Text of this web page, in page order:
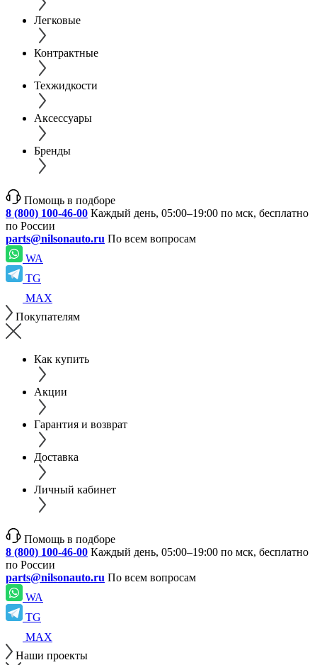
Легковые
Контрактные
Техжидкости
Аксессуары
Бренды
Помощь в подборе
8 (800) 100-46-00 Каждый день, 05:00–19:00 по мск, бесплатно
по России
parts@nilsonauto.ru По всем вопросам
WA
TG
MAX
Покупателям
Как купить
Акции
Гарантия и возврат
Доставка
Личный кабинет
Помощь в подборе
8 (800) 100-46-00 Каждый день, 05:00–19:00 по мск, бесплатно
по России
parts@nilsonauto.ru По всем вопросам
WA
TG
MAX
Наши проекты